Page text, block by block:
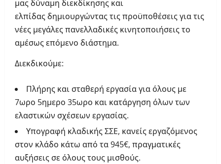
μας δύναμη διεκδίκησης και
ελπίδας δημιουργώντας τις προϋποθέσεις για τις
νέες μεγάλες πανελλαδικές κινητοποιήσεις το
αμέσως επόμενο διάστημα.
Διεκδικούμε:
Πλήρης και σταθερή εργασία για όλους με
7ωρο 5ημερο 35ωρο και κατάργηση όλων των
ελαστικών σχέσεων εργασίας.
Υπογραφή κλαδικής ΣΣΕ, κανείς εργαζόμενος
στον κλάδο κάτω από τα 945€, πραγματικές
αυξήσεις σε όλους τους μισθούς.